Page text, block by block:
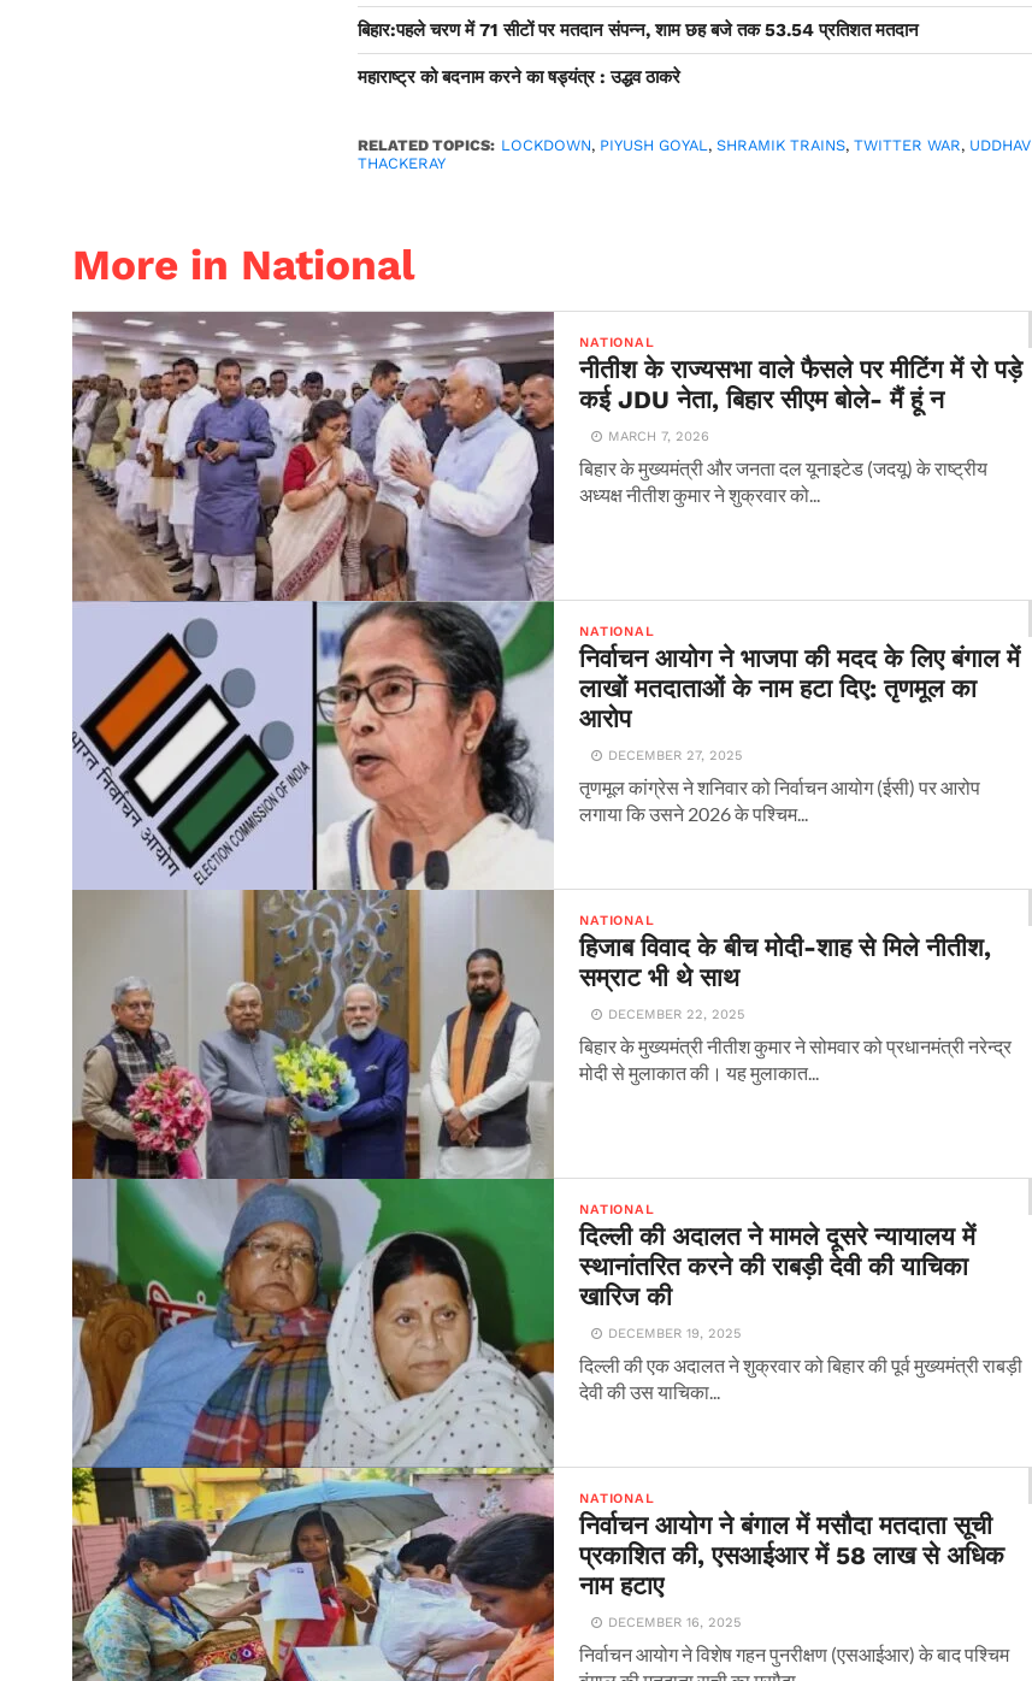
बिहार:पहले चरण में 71 सीटों पर मतदान संपन्न, शाम छह बजे तक 53.54 प्रतिशत मतदान
महाराष्ट्र को बदनाम करने का षड्यंत्र : उद्धव ठाकरे
RELATED TOPICS: LOCKDOWN, PIYUSH GOYAL,SHRAMIK TRAINS,TWITTER WAR, UDDHAV
THACKERAY
More in National
NATIONAL
नीतीश के राज्यसभा वाले फैसले पर मीटिंग में रो पड़े
कई JDU नेता, बिहार सीएम बोले- मैं हूं न
MARCH 7, 2026
बिहार के मुख्यमंत्री और जनता दल यूनाइटेड (जदयू) के राष्ट्रीय
अध्यक्ष नीतीश कुमार ने शुक्रवार को...
NATIONAL
निर्वाचन आयोग ने भाजपा की मदद के लिए बंगाल में
लाखों मतदाताओं के नाम हटा दिए: तृणमूल का
आरोप
DECEMBER 27, 2025
तृणमूल कांग्रेस ने शनिवार को निर्वाचन आयोग (ईसी) पर आरोप
लगाया कि उसने 2026 के पश्चिम...
NATIONAL
हिजाब विवाद के बीच मोदी-शाह से मिले नीतीश,
सम्राट भी थे साथ
DECEMBER 22, 2025
बिहार के मुख्यमंत्री नीतीश कुमार ने सोमवार को प्रधानमंत्री नरेन्द्र
मोदी से मुलाकात की। यह मुलाकात...
NATIONAL
दिल्ली की अदालत ने मामले दूसरे न्यायालय में
स्थानांतरित करने की राबड़ी देवी की याचिका
खारिज की
DECEMBER 19, 2025
दिल्ली की एक अदालत ने शुक्रवार को बिहार की पूर्व मुख्यमंत्री राबड़ी
देवी की उस याचिका...
NATIONAL
निर्वाचन आयोग ने बंगाल में मसौदा मतदाता सूची
प्रकाशित की, एसआईआर में 58 लाख से अधिक
नाम हटाए
DECEMBER 16, 2025
निर्वाचन आयोग ने विशेष गहन पुनरीक्षण (एसआईआर) के बाद पश्चिम